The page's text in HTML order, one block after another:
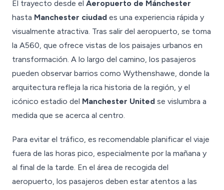
El trayecto desde el Aeropuerto de Mánchester
hasta Manchester ciudad es una experiencia rápida y
visualmente atractiva. Tras salir del aeropuerto, se toma
la A560, que ofrece vistas de los paisajes urbanos en
transformación. A lo largo del camino, los pasajeros
pueden observar barrios como Wythenshawe, donde la
arquitectura refleja la rica historia de la región, y el
icónico estadio del Manchester United se vislumbra a
medida que se acerca al centro.
Para evitar el tráfico, es recomendable planificar el viaje
fuera de las horas pico, especialmente por la mañana y
al final de la tarde. En el área de recogida del
aeropuerto, los pasajeros deben estar atentos a las